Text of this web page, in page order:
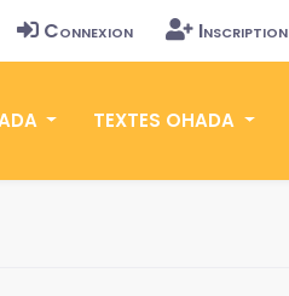
Connexion Inscription
TEXTES OHADA